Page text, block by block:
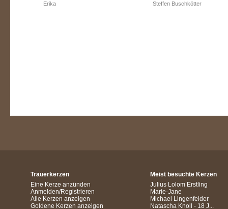
Erika
Steffen Buschkötter
Trauerkerzen
Eine Kerze anzünden
Anmelden/Registrieren
Alle Kerzen anzeigen
Goldene Kerzen anzeigen
Meist besuchte Kerzen
Julius Lolom Erstling
Marie-Jane
Michael Lingenfelder
Natascha Knoll - 18 J...